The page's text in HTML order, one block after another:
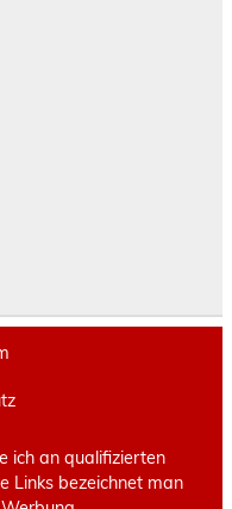
ich an qualifizierten
Links bezeichnet man